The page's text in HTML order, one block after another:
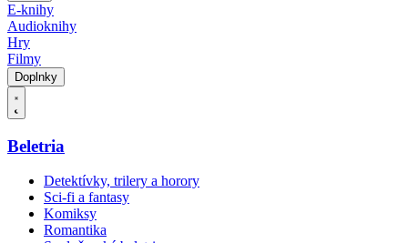
E-knihy
Audioknihy
Hry
Filmy
Doplnky
Beletria
Detektívky, trilery a horory
Sci-fi a fantasy
Komiksy
Romantika